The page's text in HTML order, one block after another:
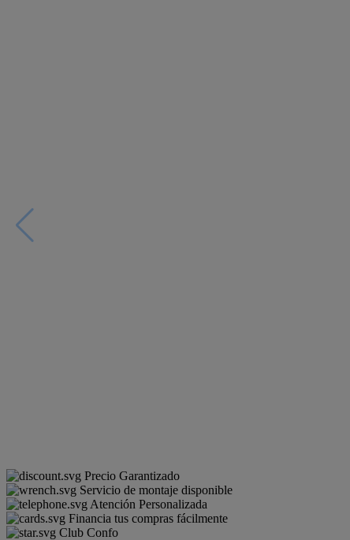
Precio Garantizado
Servicio de montaje disponible
Atención Personalizada
Financia tus compras fácilmente
Club Confo